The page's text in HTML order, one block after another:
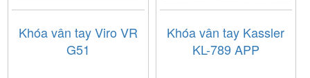
Khóa vân tay Viro VR
G51
Khóa vân tay Kassler
KL-789 APP